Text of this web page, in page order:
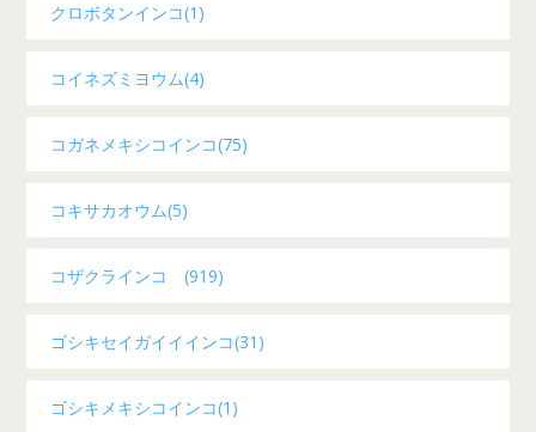
クロボタンインコ(1)
コイネズミヨウム(4)
コガネメキシコインコ(75)
コキサカオウム(5)
コザクラインコ (919)
ゴシキセイガイイインコ(31)
ゴシキメキシコインコ(1)